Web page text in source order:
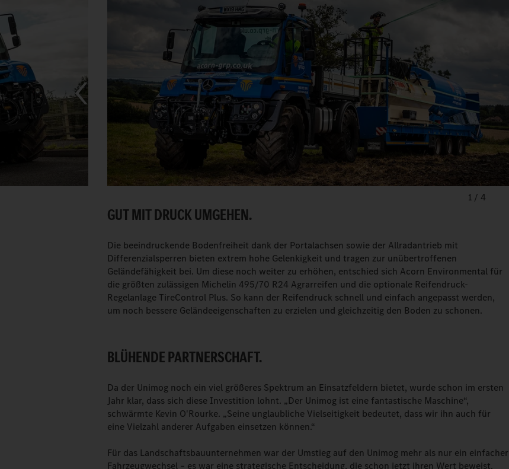
1 / 4
GUT MIT DRUCK UMGEHEN.
Die beeindruckende Bodenfreiheit dank der Portalachsen sowie der Allradantrieb mit
Differenzialsperren bieten extrem hohe Gelenkigkeit und tragen zur unübertroffenen
Geländefähigkeit bei. Um diese noch weiter zu erhöhen, entschied sich Acorn Environmental für
die größten zulässigen Michelin 495/70 R24 Agrarreifen und die optionale Reifendruck-
Regelanlage TireControl Plus. So kann der Reifendruck schnell und einfach angepasst werden,
um noch bessere Geländeeigenschaften zu erzielen und gleichzeitig den Boden zu schonen.
BLÜHENDE PARTNERSCHAFT.
Da der Unimog noch ein viel größeres Spektrum an Einsatzfeldern bietet, wurde schon im ersten
Jahr klar, dass sich diese Investition lohnt. „Der Unimog ist eine fantastische Maschine“,
schwärmte Kevin O'Rourke. „Seine unglaubliche Vielseitigkeit bedeutet, dass wir ihn auch für
eine Vielzahl anderer Aufgaben einsetzen können.“
Für das Landschaftsbauunternehmen war der Umstieg auf den Unimog mehr als nur ein einfacher
Fahrzeugwechsel – es war eine strategische Entscheidung, die schon jetzt ihren Wert beweist.